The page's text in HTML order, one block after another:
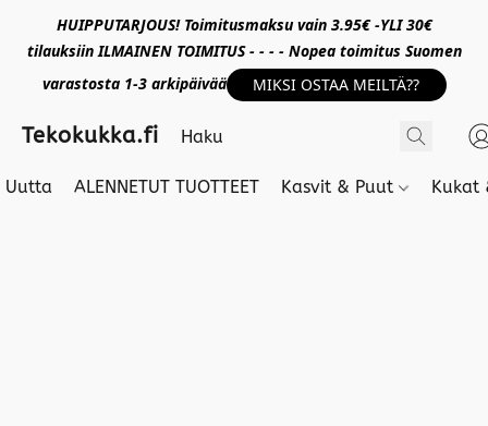
HUIPPUTARJOUS! Toimitusmaksu vain 3.95€ -YLI 30€
tilauksiin ILMAINEN TOIMITUS - - - - Nopea toimitus Suomen
varastosta 1-3 arkipäivää
MIKSI OSTAA MEILTÄ??
Tekokukka.fi
Uutta ALENNETUT TUOTTEET Kasvit & Puut Kukat